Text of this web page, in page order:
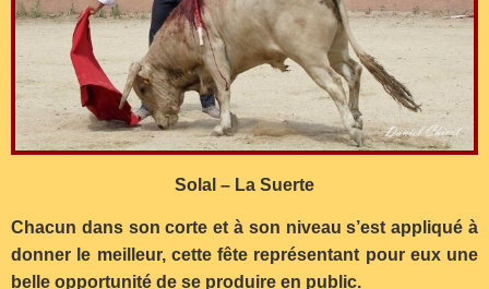
Solal – La Suerte
Chacun dans son corte et à son niveau s’est appliqué à
donner le meilleur, cette fête représentant pour eux une
belle opportunité de se produire en public.